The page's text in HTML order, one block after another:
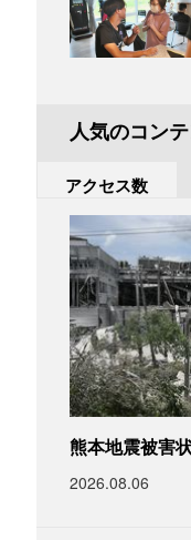
人気のコン
アクセス数
熊本地震被害
2026.08.06